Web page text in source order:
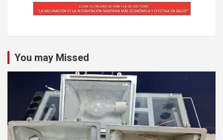
You may Missed